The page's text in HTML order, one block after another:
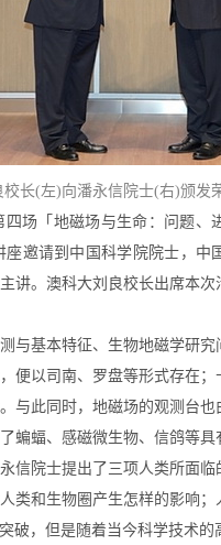
(左)向潘永信院士(右)颁发
「地磁场与生命：问题、
座邀请到中国科学院院士，
讲。澳科大刘良校长出席本
基本特征、生物地磁学研究
便以司南、罗盘等形式存在
与此同时，地磁场的观测台
蝙蝠、感磁微生物、信鸽等
信院士提出了三项人类所面
类和生物圈产生怎样的影响
突破，但是随着当今科学技